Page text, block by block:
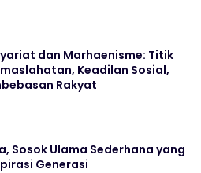
dan Marhaenisme: Titik
Keadilan Sosial,
Rakyat
Sosok Ulama Sederhana yang
Generasi